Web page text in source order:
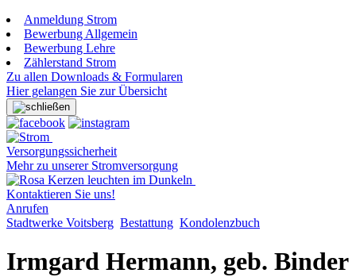
Anmeldung Strom
Bewerbung Allgemein
Bewerbung Lehre
Zählerstand Strom
Zu allen Downloads & Formularen
Hier gelangen Sie zur Übersicht
Versorgungssicherheit
Mehr zu unserer Stromversorgung
Kontaktieren Sie uns!
Anrufen
Stadtwerke Voitsberg Bestattung Kondolenzbuch
Irmgard Hermann, geb. Binder